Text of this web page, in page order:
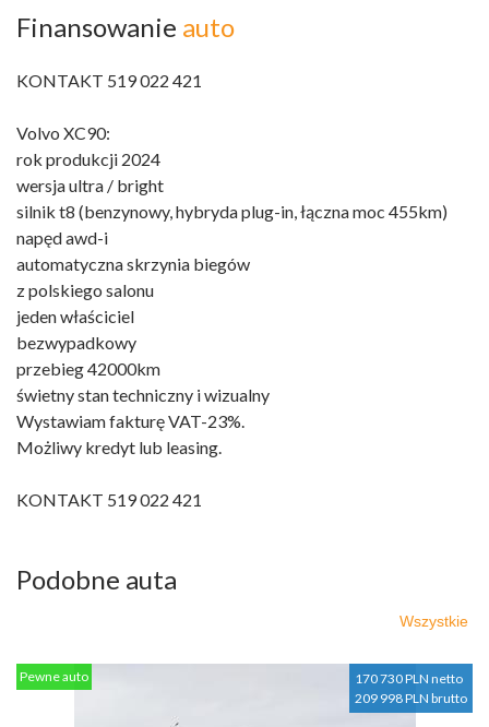
Finansowanie auto
KONTAKT 519 022 421
Volvo XC90:
rok produkcji 2024
wersja ultra / bright
silnik t8 (benzynowy, hybryda plug-in, łączna moc 455km)
napęd awd-i
automatyczna skrzynia biegów
z polskiego salonu
jeden właściciel
bezwypadkowy
przebieg 42000km
świetny stan techniczny i wizualny
Wystawiam fakturę VAT-23%.
Możliwy kredyt lub leasing.
KONTAKT 519 022 421
Podobne auta
Wszystkie
170 730 PLN netto
209 998 PLN brutto
Pewne auto